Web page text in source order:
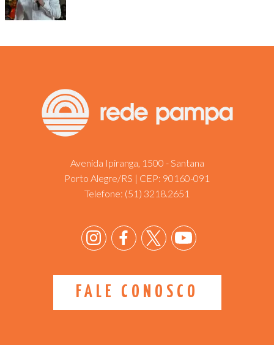
Avenida Ipiranga, 1500 - Santana
Porto Alegre/RS | CEP: 90160-091
Telefone: (51) 3218.2651
FALE CONOSCO